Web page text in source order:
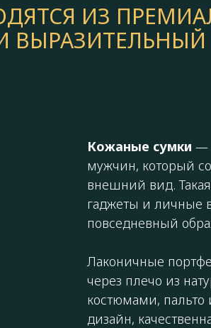
ИЗ
ВЫРАЗИТЕЛЬНЫЙ
Кожаные сумки —
мужчин, который
внешний вид.
гаджеты и личные
повседневный
Лаконичные
через плечо из
костюмами,
дизайн,